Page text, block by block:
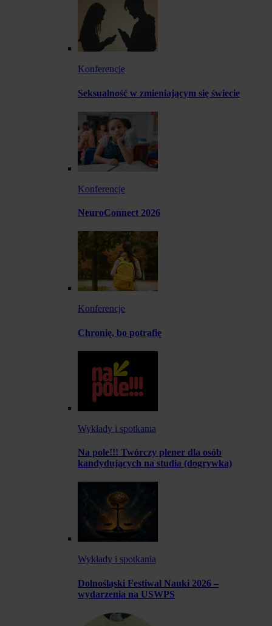
Konferencje
Seksualność w zmieniającym się świecie
Konferencje
NeuroConnect 2026
Konferencje
Chronię, bo potrafię
Wykłady i spotkania
Na pole!!! Twórczy plener dla osób
kandydujących na studia (dogrywka)
Wykłady i spotkania
Dolnośląski Festiwal Nauki 2026 –
wydarzenia na USWPS